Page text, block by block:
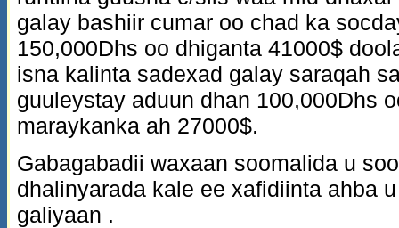
galay bashiir cumar oo chad ka
150,000Dhs oo dhiganta 41000$
isna kalinta sadexad galay saraqah
guuleystay aduun dhan 100,000Dhs
maraykanka ah 27000$.
Gabagabadii waxaan soomalida u
dhalinyarada kale ee xafidiinta ahba
galiyaan .